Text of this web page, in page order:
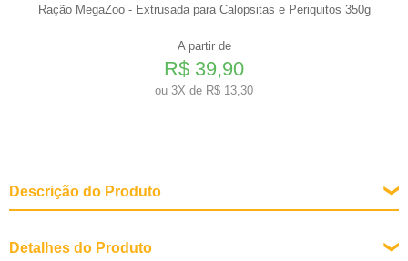
Ração MegaZoo - Extrusada para Calopsitas e Periquitos 350g
A partir de
R$ 39,90
ou 3X de R$ 13,30
Descrição do Produto
Detalhes do Produto